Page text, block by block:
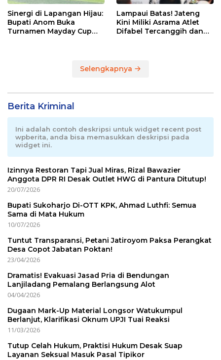
Sinergi di Lapangan Hijau:
Bupati Anom Buka
Turnamen Mayday Cup
Lampaui Batas! Jateng
Kini Miliki Asrama Atlet
Difabel Tercanggih dan
Selengkapnya
Berita Kriminal
Ini adalah contoh deskripsi untuk widget recent post
wpberita, anda bisa memasukkan deskripsi pada
widget ini.
Izinnya Restoran Tapi Jual Miras, Rizal Bawazier
Anggota DPR RI Desak Outlet HWG di Pantura Ditutup!
20/07/2026
Bupati Sukoharjo Di-OTT KPK, Ahmad Luthfi: Semua
Sama di Mata Hukum
10/07/2026
Tuntut Transparansi, Petani Jatiroyom Paksa Perangkat
Desa Copot Jabatan Poktan!
23/04/2026
Dramatis! Evakuasi Jasad Pria di Bendungan
Lanjiladang Pemalang Berlangsung Alot
04/04/2026
Dugaan Mark-Up Material Longsor Watukumpul
Berlanjut, Klarifikasi Oknum UPJI Tuai Reaksi
11/03/2026
Tutup Celah Hukum, Praktisi Hukum Desak Suap
Layanan Seksual Masuk Pasal Tipikor